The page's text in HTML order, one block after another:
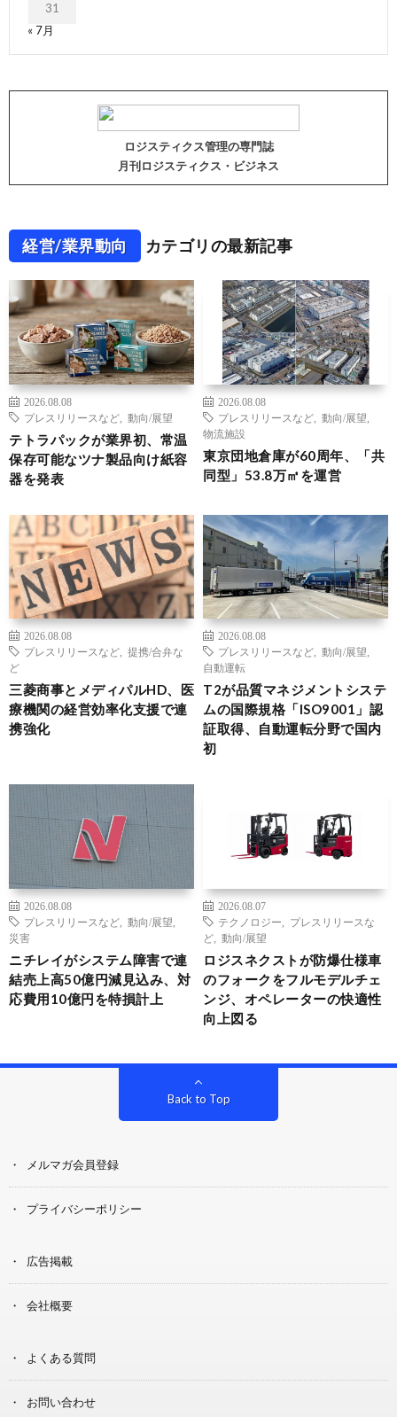
31
« 7月
ロジスティクス管理の専門誌
月刊ロジスティクス・ビジネス
経営/業界動向 カテゴリの最新記事
2026.08.08
プレスリリースなど
動向/展望
テトラパックが業界初、常温
保存可能なツナ製品向け紙容
器を発表
2026.08.08
プレスリリースなど
動向/展望
物流施設
東京団地倉庫が60周年、「共
同型」53.8万㎡を運営
2026.08.08
プレスリリースなど
提携/合弁な
ど
三菱商事とメディパルHD、医
療機関の経営効率化支援で連
携強化
2026.08.08
プレスリリースなど
動向/展望
自動運転
T2が品質マネジメントシステ
ムの国際規格「ISO9001」認
証取得、自動運転分野で国内
初
2026.08.08
プレスリリースなど
動向/展望
災害
ニチレイがシステム障害で連
結売上高50億円減見込み、対
応費用10億円を特損計上
2026.08.07
テクノロジー
プレスリリースな
ど
動向/展望
ロジスネクストが防爆仕様車
のフォークをフルモデルチェ
ンジ、オペレーターの快適性
向上図る
Back to Top
メルマガ会員登録
プライバシーポリシー
広告掲載
会社概要
よくある質問
お問い合わせ